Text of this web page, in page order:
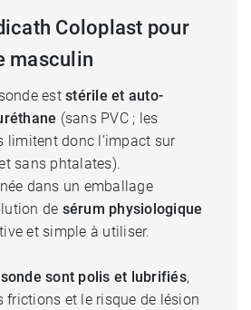
Coloplast pour
masculin
est stérile et auto-
(sans PVC ; les
limitent donc l’impact sur
sans phtalates).
dans un emballage
de sérum physiologique
et simple à utiliser.
sont polis et lubrifiés,
frictions et le risque de lésion